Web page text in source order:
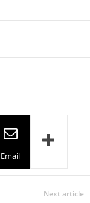
Email
Next article